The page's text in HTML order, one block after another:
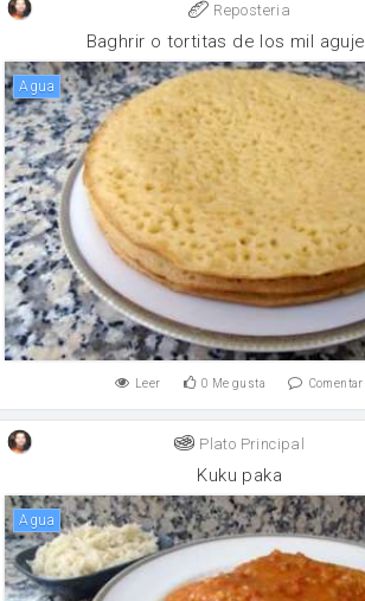
Reposteria
Baghrir o tortitas de los mil
agua
Leer 0 Me gusta Comentar
Plato Principal
Kuku paka
agua